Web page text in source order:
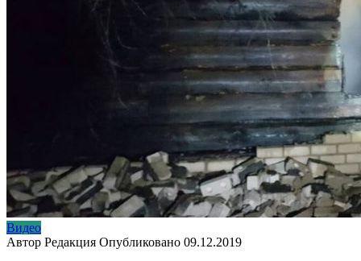
Видео
Автор Редакция Опубликовано 09.12.2019